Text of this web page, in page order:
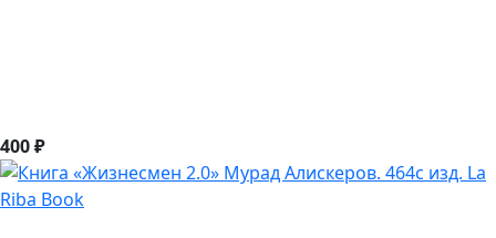
400 ₽